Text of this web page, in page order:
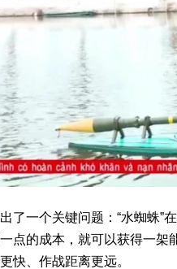
了一个关键问题：“水蜘蛛”
点的成本，就可以获得一架
快、作战距离更远。